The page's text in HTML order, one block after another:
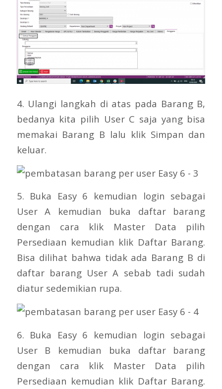
4. Ulangi langkah di atas pada Barang B,
bedanya kita pilih User C saja yang bisa
memakai Barang B lalu klik Simpan dan
keluar.
5. Buka Easy 6 kemudian login sebagai
User A kemudian buka daftar barang
dengan cara klik Master Data pilih
Persediaan kemudian klik Daftar Barang.
Bisa dilihat bahwa tidak ada Barang B di
daftar barang User A sebab tadi sudah
diatur sedemikian rupa.
6. Buka Easy 6 kemudian login sebagai
User B kemudian buka daftar barang
dengan cara klik Master Data pilih
Persediaan kemudian klik Daftar Barang.